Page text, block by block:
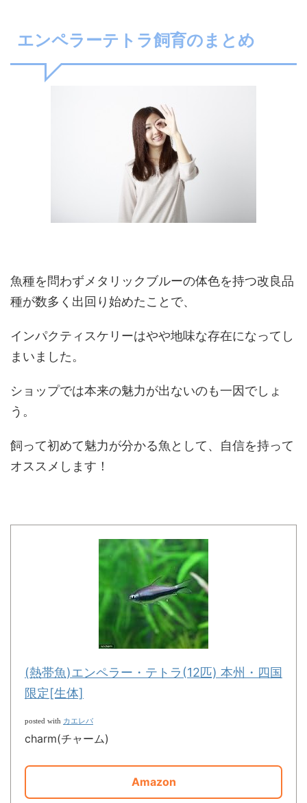
エンペラーテトラ飼育のまとめ
魚種を問わずメタリックブルーの体色を持つ改良品
種が数多く出回り始めたことで、
インパクティスケリーはやや地味な存在になってし
まいました。
ショップでは本来の魅力が出ないのも一因でしょ
う。
飼って初めて魅力が分かる魚として、自信を持って
オススメします！
(熱帯魚)エンペラー・テトラ(12匹) 本州・四国
限定[生体]
posted with カエレバ
charm(チャーム)
Amazon